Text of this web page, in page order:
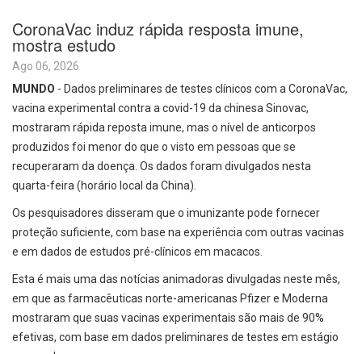
CoronaVac induz rápida resposta imune,
mostra estudo
Ago 06, 2026
MUNDO - Dados preliminares de testes clínicos com a CoronaVac,
vacina experimental contra a covid-19 da chinesa Sinovac,
mostraram rápida reposta imune, mas o nível de anticorpos
produzidos foi menor do que o visto em pessoas que se
recuperaram da doença. Os dados foram divulgados nesta
quarta-feira (horário local da China).
Os pesquisadores disseram que o imunizante pode fornecer
proteção suficiente, com base na experiência com outras vacinas
e em dados de estudos pré-clínicos em macacos.
Esta é mais uma das notícias animadoras divulgadas neste mês,
em que as farmacêuticas norte-americanas Pfizer e Moderna
mostraram que suas vacinas experimentais são mais de 90%
efetivas, com base em dados preliminares de testes em estágio